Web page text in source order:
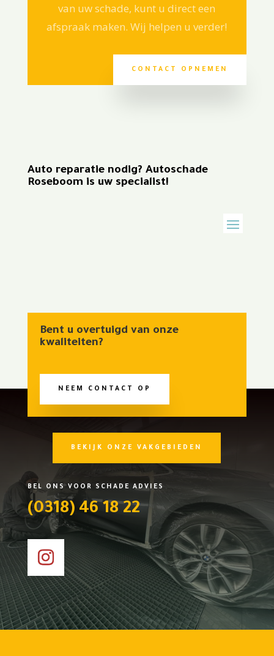
van uw schade, kunt u direct een
afspraak maken. Wij helpen u verder!
CONTACT OPNEMEN
Auto reparatie nodig? Autoschade
Roseboom is uw specialist!
Bent u overtuigd van onze
kwaliteiten?
NEEM CONTACT OP
BEKIJK ONZE VAKGEBIEDEN
BEL ONS VOOR SCHADE ADVIES
(0318) 46 18 22